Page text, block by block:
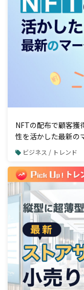
NFTの配布で顧客獲
性を活かした最新の
ビジネス / トレンド